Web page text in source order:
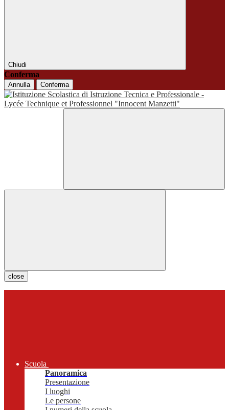
Chiudi
Conferma
Annulla Conferma
close
Scuola
Panoramica
Presentazione
I luoghi
Le persone